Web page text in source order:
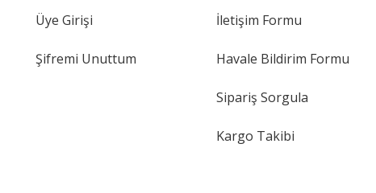
Üye Girişi
Şifremi Unuttum
İletişim Formu
Havale Bildirim Formu
Sipariş Sorgula
Kargo Takibi